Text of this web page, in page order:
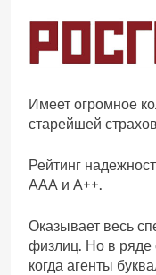
Имеет огромное
старейшей
Рейтинг
ААА и А++.
Оказывает весь
физлиц. Но в ряде
когда агенты